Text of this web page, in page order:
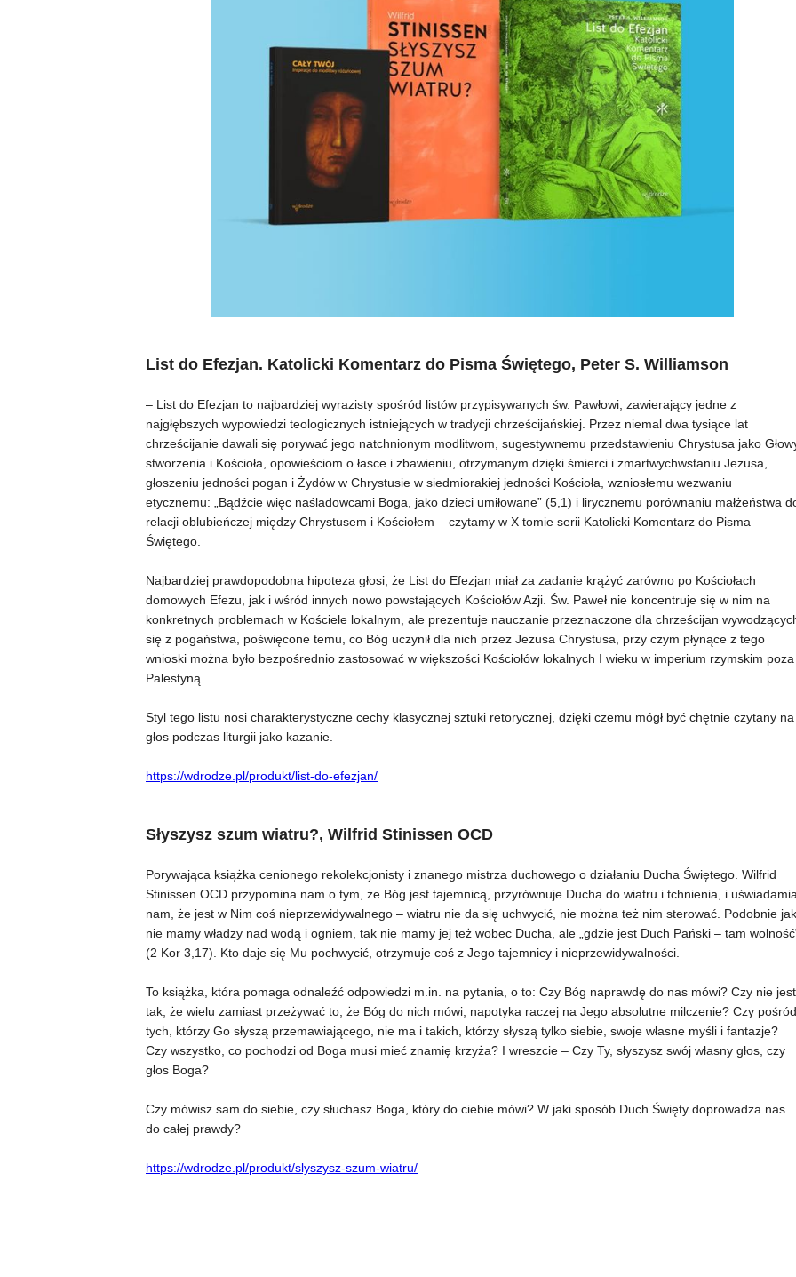
List do Efezjan. Katolicki Komentarz do Pisma Świętego, Peter S. Williamson
– List do Efezjan to najbardziej wyrazisty spośród listów przypisywanych św. Pawłowi, zawierający jedne z
najgłębszych wypowiedzi teologicznych istniejących w tradycji chrześcijańskiej. Przez niemal dwa tysiące lat
chrześcijanie dawali się porywać jego natchnionym modlitwom, sugestywnemu przedstawieniu Chrystusa jako
stworzenia i Kościoła, opowieściom o łasce i zbawieniu, otrzymanym dzięki śmierci i zmartwychwstaniu Jezusa,
głoszeniu jedności pogan i Żydów w Chrystusie w siedmiorakiej jedności Kościoła, wzniosłemu wezwaniu
etycznemu: „Bądźcie więc naśladowcami Boga, jako dzieci umiłowane” (5,1) i lirycznemu porównaniu małżeństwa
relacji oblubieńczej między Chrystusem i Kościołem – czytamy w X tomie serii Katolicki Komentarz do Pisma
Świętego.
Najbardziej prawdopodobna hipoteza głosi, że List do Efezjan miał za zadanie krążyć zarówno po Kościołach
domowych Efezu, jak i wśród innych nowo powstających Kościołów Azji. Św. Paweł nie koncentruje się w nim na
konkretnych problemach w Kościele lokalnym, ale prezentuje nauczanie przeznaczone dla chrześcijan
się z pogaństwa, poświęcone temu, co Bóg uczynił dla nich przez Jezusa Chrystusa, przy czym płynące z tego
wnioski można było bezpośrednio zastosować w większości Kościołów lokalnych I wieku w imperium rzymskim poza
Palestyną.
Styl tego listu nosi charakterystyczne cechy klasycznej sztuki retorycznej, dzięki czemu mógł być chętnie czytany na
głos podczas liturgii jako kazanie.
https://wdrodze.pl/produkt/list-do-efezjan/
Słyszysz szum wiatru?, Wilfrid Stinissen OCD
Porywająca książka cenionego rekolekcjonisty i znanego mistrza duchowego o działaniu Ducha Świętego. Wilfrid
Stinissen OCD przypomina nam o tym, że Bóg jest tajemnicą, przyrównuje Ducha do wiatru i tchnienia, i
nam, że jest w Nim coś nieprzewidywalnego – wiatru nie da się uchwycić, nie można też nim sterować. Podobnie jak
nie mamy władzy nad wodą i ogniem, tak nie mamy jej też wobec Ducha, ale „gdzie jest Duch Pański – tam
(2 Kor 3,17). Kto daje się Mu pochwycić, otrzymuje coś z Jego tajemnicy i nieprzewidywalności.
To książka, która pomaga odnaleźć odpowiedzi m.in. na pytania, o to: Czy Bóg naprawdę do nas mówi? Czy nie jest
tak, że wielu zamiast przeżywać to, że Bóg do nich mówi, napotyka raczej na Jego absolutne milczenie? Czy pośród
tych, którzy Go słyszą przemawiającego, nie ma i takich, którzy słyszą tylko siebie, swoje własne myśli i fantazje?
Czy wszystko, co pochodzi od Boga musi mieć znamię krzyża? I wreszcie – Czy Ty, słyszysz swój własny głos, czy
głos Boga?
Czy mówisz sam do siebie, czy słuchasz Boga, który do ciebie mówi? W jaki sposób Duch Święty doprowadza nas
do całej prawdy?
https://wdrodze.pl/produkt/slyszysz-szum-wiatru/